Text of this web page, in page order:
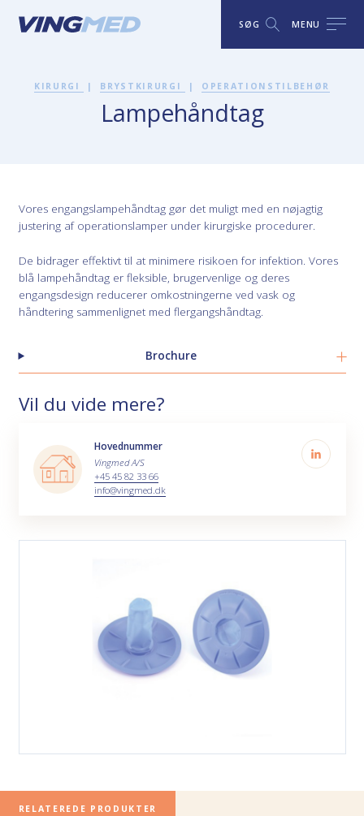
SØG MENU
KIRURGI | BRYSTKIRURGI | OPERATIONSTILBEHØR
Lampehåndtag
Vores engangslampehåndtag gør det muligt med en nøjagtig
justering af operationslamper under kirurgiske procedurer.
De bidrager effektivt til at minimere risikoen for infektion. Vores
blå lampehåndtag er fleksible, brugervenlige og deres
engangsdesign reducerer omkostningerne ved vask og
håndtering sammenlignet med flergangshåndtag.
Brochure
Vil du vide mere?
Hovednummer
Vingmed A/S
+45 45 82 33 66
info@vingmed.dk
RELATEREDE PRODUKTER